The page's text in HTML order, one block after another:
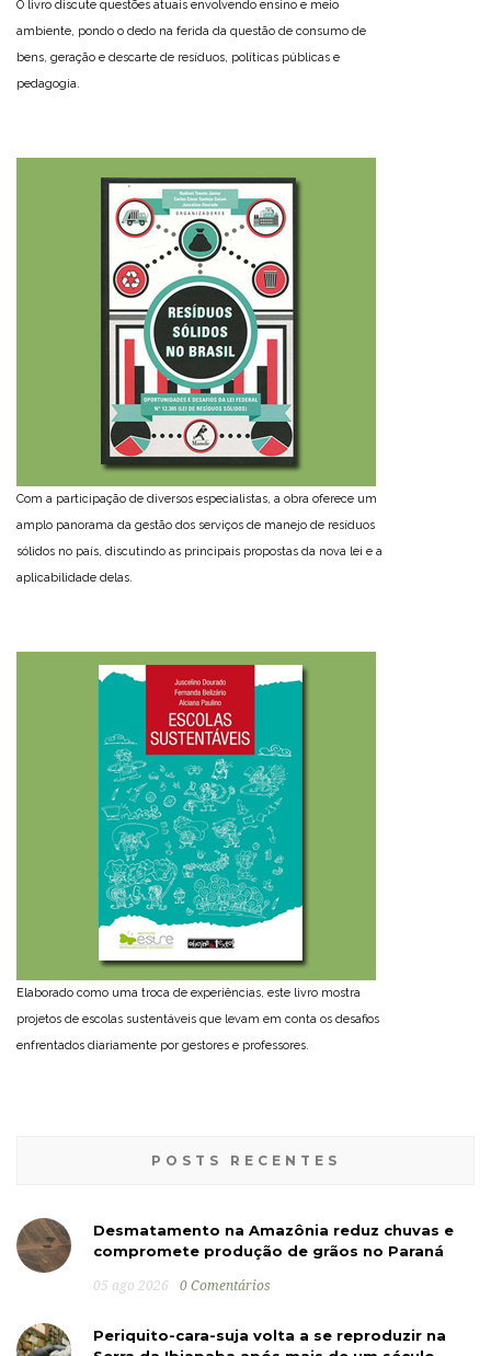
O livro discute questões atuais envolvendo ensino e meio
ambiente, pondo o dedo na ferida da questão de consumo de
bens, geração e descarte de resíduos, políticas públicas e
pedagogia.
Com a participação de diversos especialistas, a obra oferece um
amplo panorama da gestão dos serviços de manejo de resíduos
sólidos no país, discutindo as principais propostas da nova lei e a
aplicabilidade delas.
Elaborado como uma troca de experiências, este livro mostra
projetos de escolas sustentáveis que levam em conta os desafios
enfrentados diariamente por gestores e professores.
POSTS RECENTES
Desmatamento na Amazônia reduz chuvas e
compromete produção de grãos no Paraná
05 ago 2026 0 Comentários
Periquito-cara-suja volta a se reproduzir na